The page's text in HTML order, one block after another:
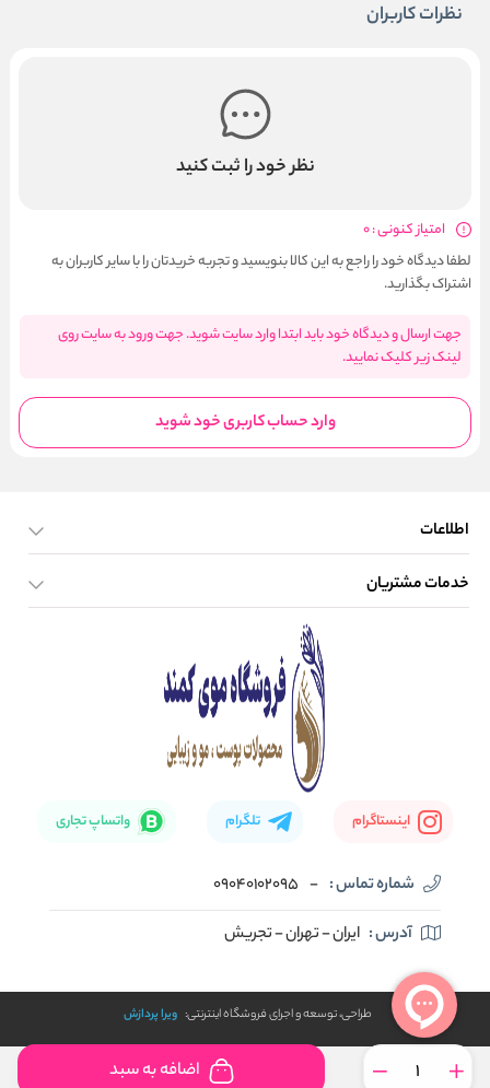
اضافه به سبد
نظرات کاربران
نظر خود را ثبت کنید
امتیاز کنونی : 0
لطفا دیدگاه خود را راجع به این کالا بنویسید و تجربه خریدتان را با سایر کاربران به
اشتراک بگذارید.
جهت ارسال و دیدگاه خود باید ابتدا وارد سایت شوید. جهت ورود به سایت روی
لینک زیر کلیک نمایید.
وارد حساب کاربری خود شوید
اطلاعات
صفحه اصلی
خدمات مشتریان
اینستاگرام تلگرام واتساپ تجاری
شماره تماس : -
09040102095
آدرس : ایران - تهران - تجریش
طراحی، توسعه و اجرای فروشگاه اینترنتی: ویرا پردازش